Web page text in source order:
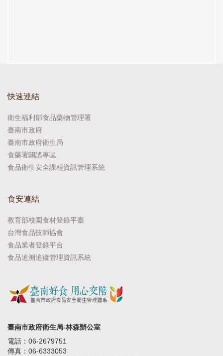
快速連結
衛生福利部食品藥物管理署
臺南市政府
臺南市政府衛生局
食藥署闢謠專區
食品衛生安全課程資訊管理系統
食安連結
教育部校園食材登錄平臺
台灣食品技師協會
食品業者登錄平台
食品追溯追蹤管理資訊系統
臺南市政府衛生局-林森辦公室
電話：06-2679751
傳真：06-6333053